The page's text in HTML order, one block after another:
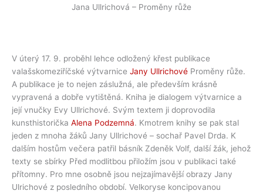
Jana Ullrichová – Proměny růže
V úterý 17. 9. proběhl lehce odložený křest publikace
valašskomeziříčské výtvarnice Jany Ullrichové Proměny růže.
A publikace je to nejen záslužná, ale především krásně
vypravená a dobře vytištěná. Kniha je dialogem výtvarnice a
její vnučky Evy Ullrichové. Svým textem ji doprovodila
kunsthistorička Alena Podzemná. Kmotrem knihy se pak stal
jeden z mnoha žáků Jany Ullrichové – sochař Pavel Drda. K
dalším hostům večera patřil básník Zdeněk Volf, další žák, jehož
texty se sbírky Před modlitbou přiložím jsou v publikaci také
přítomny. Pro mne osobně jsou nejzajímavější obrazy Jany
Ulrichové z posledního období. Velkoryse koncipovanou